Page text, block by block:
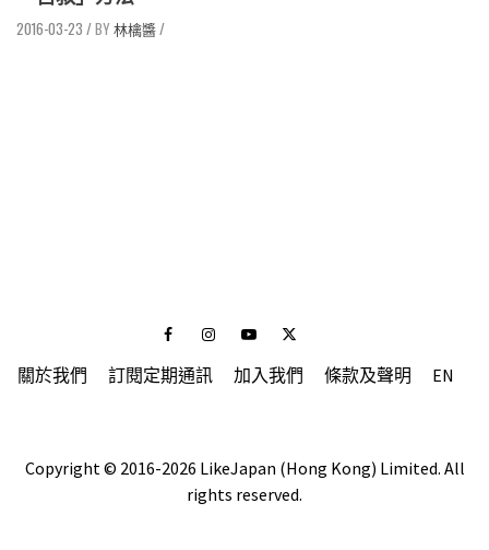
2016-03-23 / 林檎醬/
FacebookInstagramYoutubeTwitter
關於我們 訂閱定期通訊 加入我們 條款及聲明 EN
Copyright © 2016-2026 LikeJapan (Hong Kong) Limited. All
rights reserved.